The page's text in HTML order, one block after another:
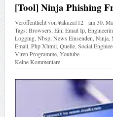
[Tool] Ninja Phishing
Veröffentlicht von¥akuza112 am30.
Tags:Browsers Ein Email Ip,
Logging, Nbsp, News Einsenden Ninja,
Email, Php Xhtml, Quelle, Social
Viren Programme, Youtube
Keine Kommentare